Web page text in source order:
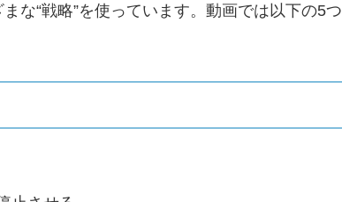
な“戦略”を使っています。動画では以下の5つ